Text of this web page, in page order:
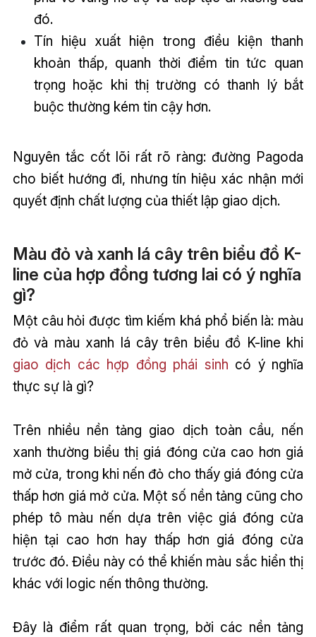
đó.
Tín hiệu xuất hiện trong điều kiện thanh
khoản thấp, quanh thời điểm tin tức quan
trọng hoặc khi thị trường có thanh lý bắt
buộc thường kém tin cậy hơn.
Nguyên tắc cốt lõi rất rõ ràng: đường Pagoda
cho biết hướng đi, nhưng tín hiệu xác nhận mới
quyết định chất lượng của thiết lập giao dịch.
Màu đỏ và xanh lá cây trên biểu đồ K-
line của hợp đồng tương lai có ý nghĩa
gì?
Một câu hỏi được tìm kiếm khá phổ biến là: màu
đỏ và màu xanh lá cây trên biểu đồ K-line khi
giao dịch các hợp đồng phái sinh có ý nghĩa
thực sự là gì?
Trên nhiều nền tảng giao dịch toàn cầu, nến
xanh thường biểu thị giá đóng cửa cao hơn giá
mở cửa, trong khi nến đỏ cho thấy giá đóng cửa
thấp hơn giá mở cửa. Một số nền tảng cũng cho
phép tô màu nến dựa trên việc giá đóng cửa
hiện tại cao hơn hay thấp hơn giá đóng cửa
trước đó. Điều này có thể khiến màu sắc hiển thị
khác với logic nến thông thường.
Đây là điểm rất quan trọng, bởi các nền tảng